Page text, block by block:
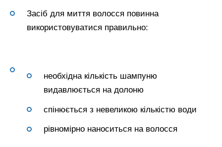
Засіб для миття волосся повинна
використовуватися правильно:
необхідна кількість шампуню
видавлюється на долоню
спінюється з невеликою кількістю води
рівномірно наноситься на волосся